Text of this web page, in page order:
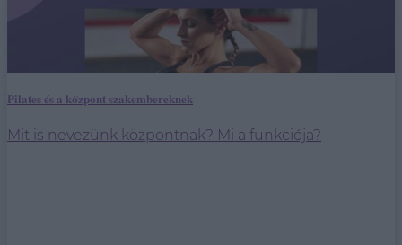
𝐏𝐢𝐥𝐚𝐭𝐞𝐬 𝐞́𝐬 𝐚 𝐤𝐨̈𝐳𝐩𝐨𝐧𝐭 𝐬𝐳𝐚𝐤𝐞𝐦𝐛𝐞𝐫𝐞𝐤𝐧𝐞𝐤
Mit is nevezünk központnak? Mi a funkciója?